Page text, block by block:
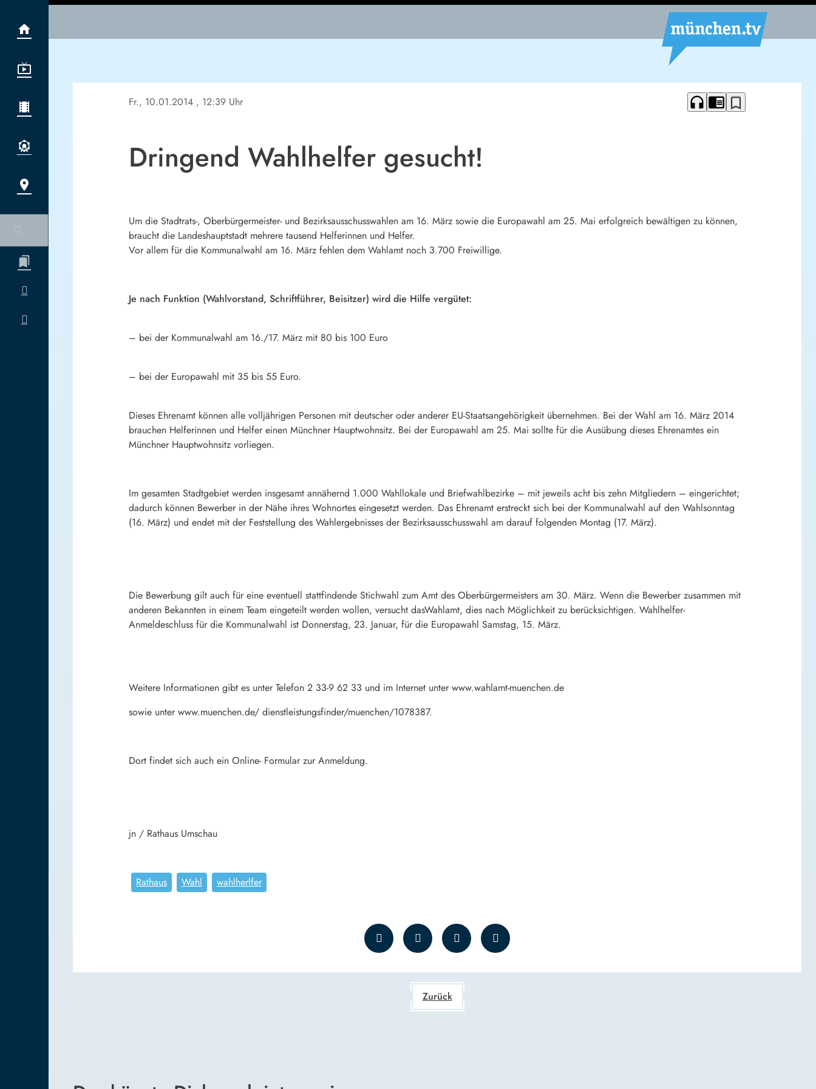
Fr., 10.01.2014 , 12:39 Uhr headphones chrome_reader_mode bookmark_border
Dringend Wahlhelfer gesucht!
Um die Stadtrats-, Oberbürgermeister- und Bezirksausschusswahlen am 16. März sowie die Europawahl am 25. Mai erfolgreich bewältigen zu können,
braucht die Landeshauptstadt mehrere tausend Helferinnen und Helfer.
Vor allem für die Kommunalwahl am 16. März fehlen dem Wahlamt noch 3.700 Freiwillige.
Je nach Funktion (Wahlvorstand, Schriftführer, Beisitzer) wird die Hilfe vergütet:
– bei der Kommunalwahl am 16./17. März mit 80 bis 100 Euro
– bei der Europawahl mit 35 bis 55 Euro.
Dieses Ehrenamt können alle volljährigen Personen mit deutscher oder anderer EU-Staatsangehörigkeit übernehmen. Bei der Wahl am 16. März 2014
brauchen Helferinnen und Helfer einen Münchner Hauptwohnsitz. Bei der Europawahl am 25. Mai sollte für die Ausübung dieses Ehrenamtes ein
Münchner Hauptwohnsitz vorliegen.
Im gesamten Stadtgebiet werden insgesamt annähernd 1.000 Wahllokale und Briefwahlbezirke – mit jeweils acht bis zehn Mitgliedern – eingerichtet;
dadurch können Bewerber in der Nähe ihres Wohnortes eingesetzt werden. Das Ehrenamt erstreckt sich bei der Kommunalwahl auf den Wahlsonntag
(16. März) und endet mit der Feststellung des Wahlergebnisses der Bezirksausschusswahl am darauf folgenden Montag (17. März).
Die Bewerbung gilt auch für eine eventuell stattfindende Stichwahl zum Amt des Oberbürgermeisters am 30. März. Wenn die Bewerber zusammen mit
anderen Bekannten in einem Team eingeteilt werden wollen, versucht dasWahlamt, dies nach Möglichkeit zu berücksichtigen. Wahlhelfer-
Anmeldeschluss für die Kommunalwahl ist Donnerstag, 23. Januar, für die Europawahl Samstag, 15. März.
Weitere Informationen gibt es unter Telefon 2 33-9 62 33 und im Internet unter www.wahlamt-muenchen.de
sowie unter www.muenchen.de/ dienstleistungsfinder/muenchen/1078387.
Dort findet sich auch ein Online- Formular zur Anmeldung.
jn / Rathaus Umschau
Rathaus Wahl wahlherlfer
Zurück